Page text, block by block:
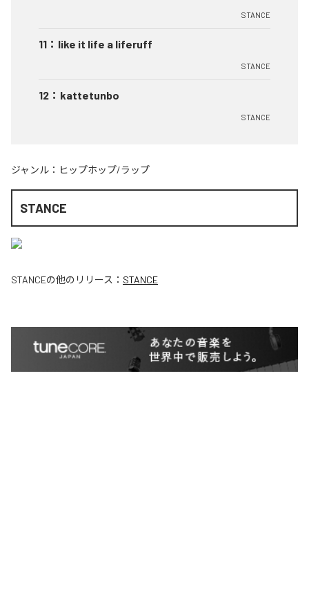
STANCE
11 ： like it life a liferuff
STANCE
12 ： kattetunbo
STANCE
ジャンル： ヒップホップ/ラップ
STANCE
STANCEの他のリリース： STANCE